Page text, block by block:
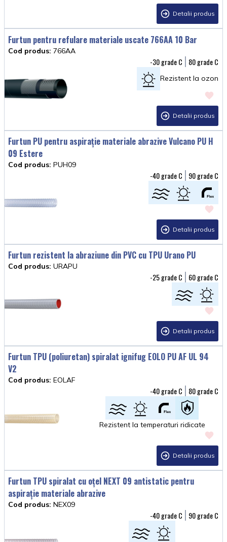
Detalii produs
Furtun pentru refulare materiale uscate 766AA 10 Bar
Cod produs: 766AA
-30 80
Rezistent la ozon
Detalii produs
Furtun PU pentru aspirație materiale abrazive Vulcano PU H
09 Estere
Cod produs: PUH09
-40 90
Detalii produs
Furtun rezistent la abraziune din PVC cu TPU Urano PU
Cod produs: URAPU
-25 60
Detalii produs
Furtun TPU (poliuretan) spiralat ignifug EOLO PU AF UL 94
V2
Cod produs: EOLAF
-40 80
Rezistent la temperaturi ridicate
Detalii produs
Furtun TPU spiralat cu oțel NEXT 09 antistatic pentru
aspirație materiale abrazive
Cod produs: NEX09
-40 90